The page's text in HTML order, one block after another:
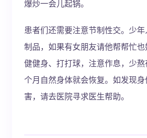
爆炒一会儿起锅。
患者们还需要注意节制性交。少
制品，如果有女朋友请他帮帮忙
健健身、打打球，注意作息，少
个月自然身体就会恢复。如发现
害，请去医院寻求医生帮助。